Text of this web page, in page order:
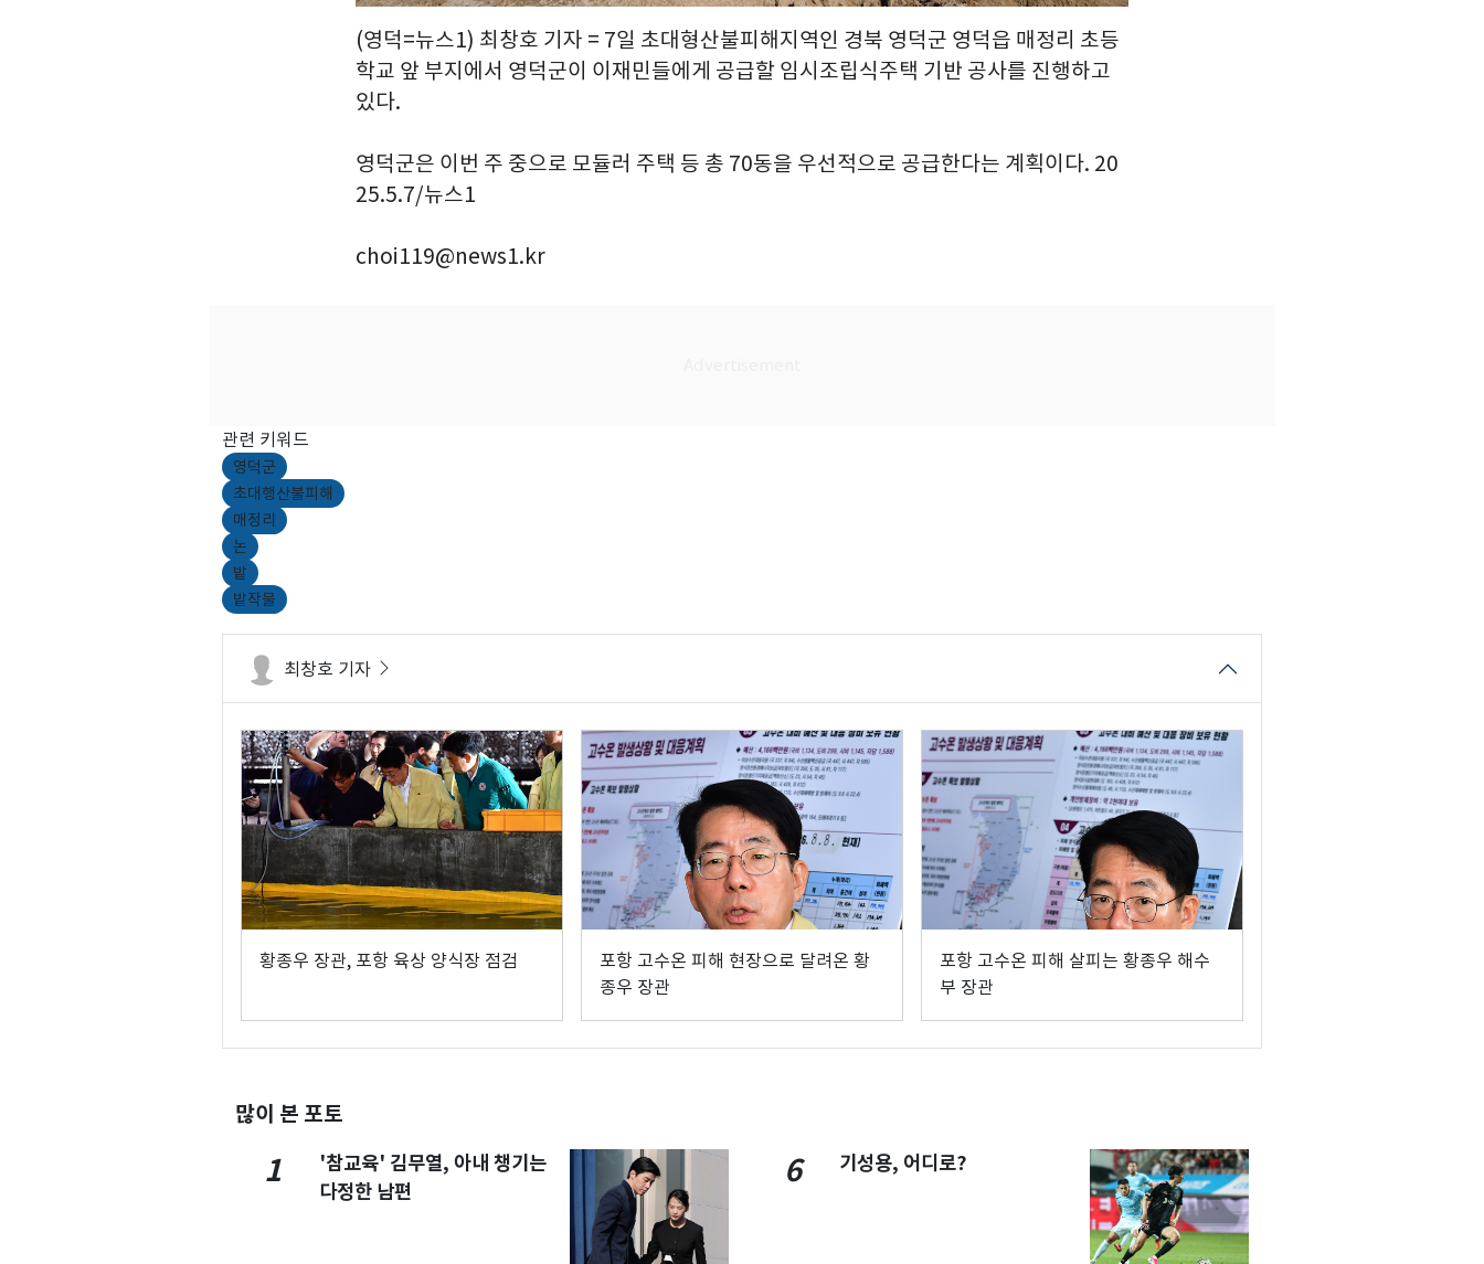
(영덕=뉴스1) 최창호 기자 = 7일 초대형산불피해지역인 경북 영덕군 영덕읍 매정리 초등
학교 앞 부지에서 영덕군이 이재민들에게 공급할 임시조립식주택 기반 공사를 진행하고
있다.
영덕군은 이번 주 중으로 모듈러 주택 등 총 70동을 우선적으로 공급한다는 계획이다. 20
25.5.7/뉴스1
choi119@news1.kr
관련 키워드
영덕군
초대행산불피해
매정리
논
밭
밭작물
최창호 기자
황종우 장관, 포항 육상 양식장 점검
포항 고수온 피해 현장으로 달려온 황
종우 장관
포항 고수온 피해 살피는 황종우 해수
부 장관
많이 본 포토
1
'참교육' 김무열, 아내 챙기는
다정한 남편
6 기성용, 어디로?